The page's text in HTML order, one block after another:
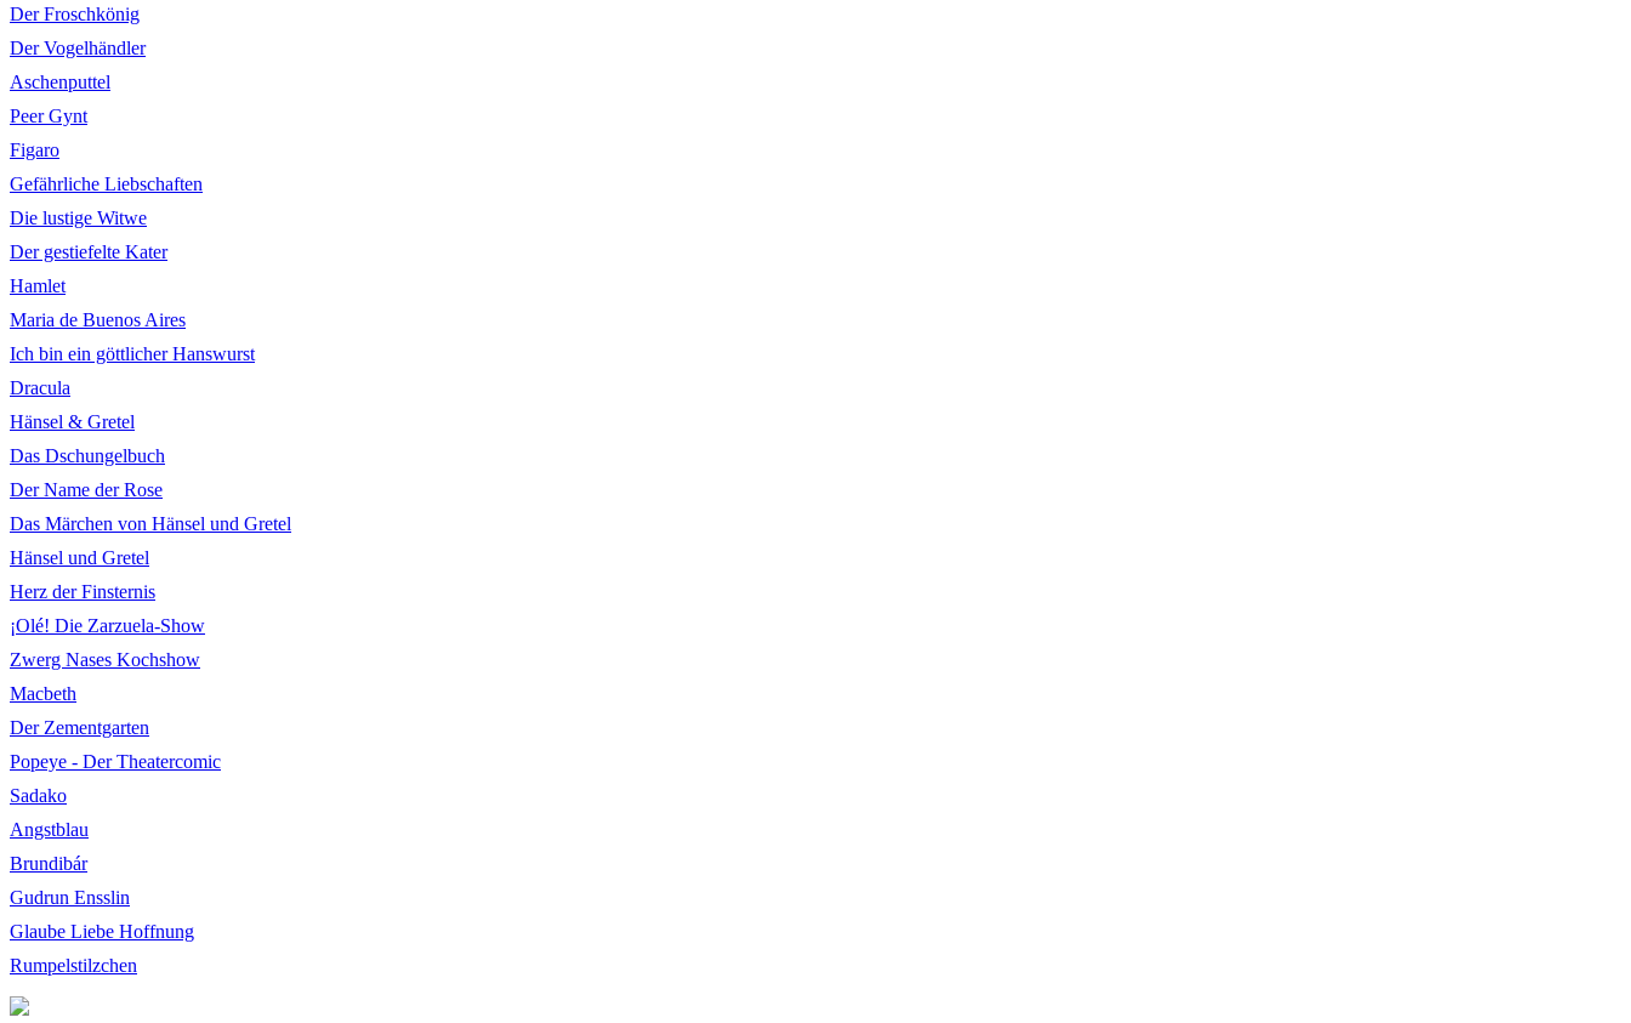
Der Froschkönig
Der Vogelhändler
Aschenputtel
Peer Gynt
Figaro
Gefährliche Liebschaften
Die lustige Witwe
Der gestiefelte Kater
Hamlet
Maria de Buenos Aires
Ich bin ein göttlicher Hanswurst
Dracula
Hänsel & Gretel
Das Dschungelbuch
Der Name der Rose
Das Märchen von Hänsel und Gretel
Hänsel und Gretel
Herz der Finsternis
¡Olé! Die Zarzuela-Show
Zwerg Nases Kochshow
Macbeth
Der Zementgarten
Popeye - Der Theatercomic
Sadako
Angstblau
Brundibár
Gudrun Ensslin
Glaube Liebe Hoffnung
Rumpelstilzchen